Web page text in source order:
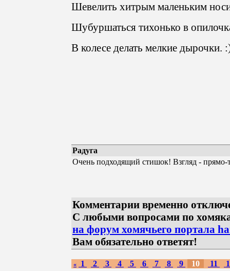
Шевелить хитрым маленьким
Шубуршаться тихонько в
В колесе делать мелкие дырочки.
Радуга
Очень подходящий стишок! Взгляд - прямо-
Комментарии временно
С любыми вопросами по
на форум хомячьего портала
Вам обязательно ответят!
« 1 2 3 4 5 6 7 8 9 10 11